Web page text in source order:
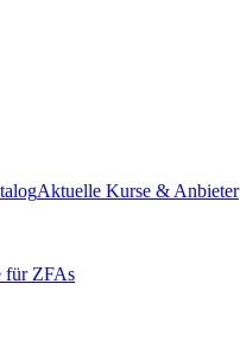
Aktuelle Kurse & Anbieter
für ZFAs